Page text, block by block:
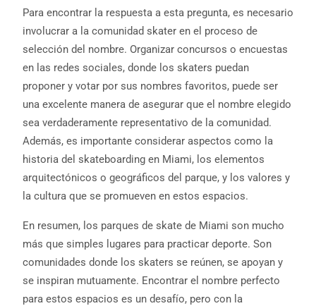
Para encontrar la respuesta a esta pregunta, es necesario
involucrar a la comunidad skater en el proceso de
selección del nombre. Organizar concursos o encuestas
en las redes sociales, donde los skaters puedan
proponer y votar por sus nombres favoritos, puede ser
una excelente manera de asegurar que el nombre elegido
sea verdaderamente representativo de la comunidad.
Además, es importante considerar aspectos como la
historia del skateboarding en Miami, los elementos
arquitectónicos o geográficos del parque, y los valores y
la cultura que se promueven en estos espacios.
En resumen, los parques de skate de Miami son mucho
más que simples lugares para practicar deporte. Son
comunidades donde los skaters se reúnen, se apoyan y
se inspiran mutuamente. Encontrar el nombre perfecto
para estos espacios es un desafío, pero con la